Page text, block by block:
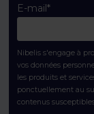
E-mail*
Nibelis s'engage à
vos données
les produits et
ponctuellement au
contenus